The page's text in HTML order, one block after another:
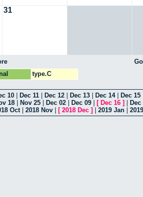
31
type.C
10 Dec 11 Dec 12 Dec 13 Dec 14| Dec 15
18 Nov 25 Dec 02 Dec 09 [ Dec 16 ]
Dec
Oct 2018 Nov [ 2018 Dec ] 2019 Jan